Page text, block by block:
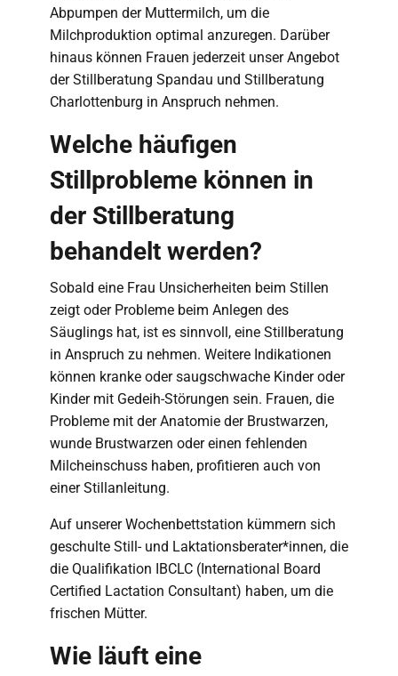
Abpumpen der Muttermilch, um die
Milchproduktion optimal anzuregen. Darüber
hinaus können Frauen jederzeit unser Angebot
der Stillberatung Spandau und Stillberatung
Charlottenburg in Anspruch nehmen.
Welche häufigen
Stillprobleme können in
der Stillberatung
behandelt werden?
Sobald eine Frau Unsicherheiten beim Stillen
zeigt oder Probleme beim Anlegen des
Säuglings hat, ist es sinnvoll, eine Stillberatung
in Anspruch zu nehmen. Weitere Indikationen
können kranke oder saugschwache Kinder oder
Kinder mit Gedeih-Störungen sein. Frauen, die
Probleme mit der Anatomie der Brustwarzen,
wunde Brustwarzen oder einen fehlenden
Milcheinschuss haben, profitieren auch von
einer Stillanleitung.
Auf unserer Wochenbettstation kümmern sich
geschulte Still- und Laktationsberater*innen, die
die Qualifikation IBCLC (International Board
Certified Lactation Consultant) haben, um die
frischen Mütter.
Wie läuft eine